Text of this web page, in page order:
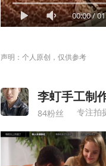
00:00/
声明：个人原创，仅供参考
李虰手工制
84粉丝 专注拍